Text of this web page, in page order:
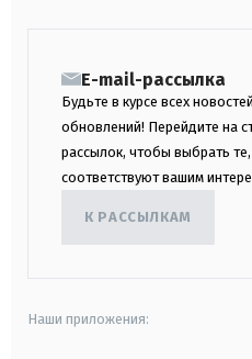
E-mail-рассылка
Будьте в курсе всех
обновлений! Перейдите на
рассылок, чтобы выбрать
соответствуют вашим
К РАССЫЛКАМ
Наши приложения: